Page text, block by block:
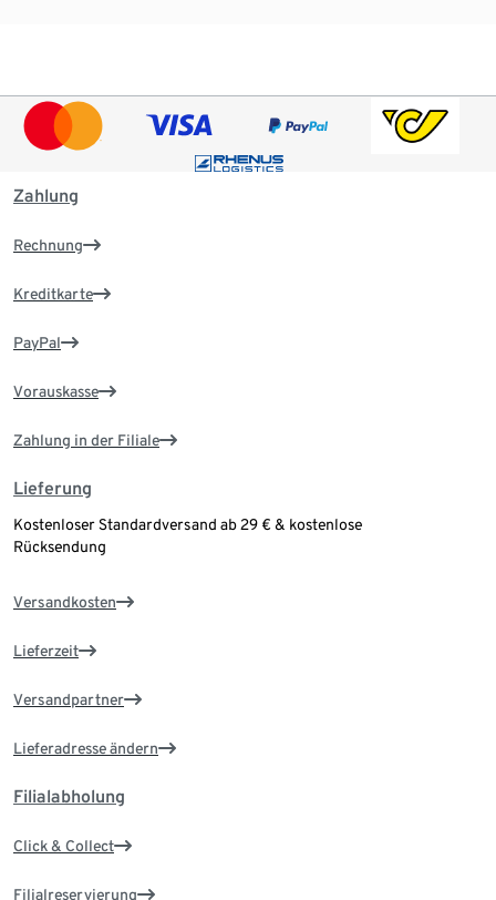
Zahlung
Rechnung
Kreditkarte
PayPal
Vorauskasse
Zahlung in der Filiale
Lieferung
Kostenloser Standardversand ab 29 € & kostenlose
Rücksendung
Versandkosten
Lieferzeit
Versandpartner
Lieferadresse ändern
Filialabholung
Click & Collect
Filialreservierung